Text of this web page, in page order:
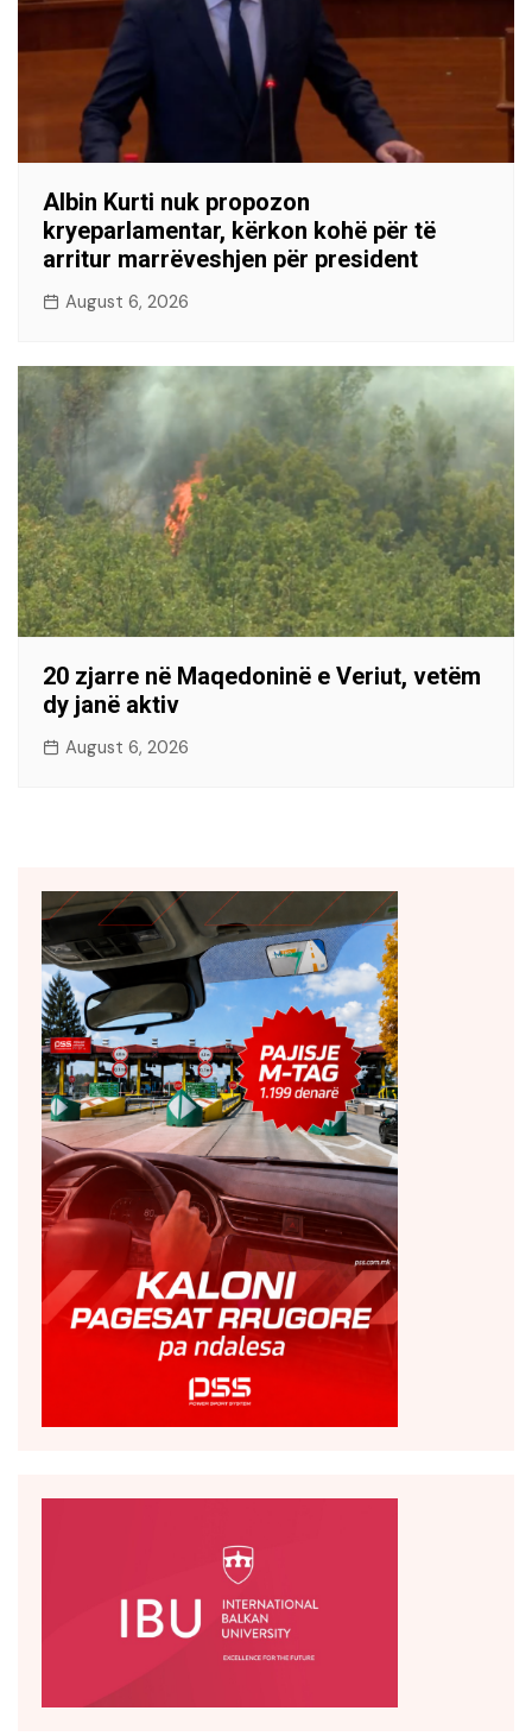
Albin Kurti nuk propozon
kryeparlamentar, kërkon kohë për të
arritur marrëveshjen për president
August 6, 2026
20 zjarre në Maqedoninë e Veriut, vetëm
dy janë aktiv
August 6, 2026